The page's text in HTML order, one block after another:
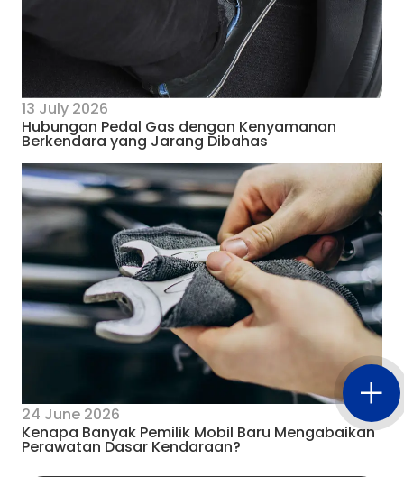
13 July 2026
Hubungan Pedal Gas dengan Kenyamanan
Berkendara yang Jarang Dibahas
24 June 2026
Kenapa Banyak Pemilik Mobil Baru Mengabaikan
Perawatan Dasar Kendaraan?